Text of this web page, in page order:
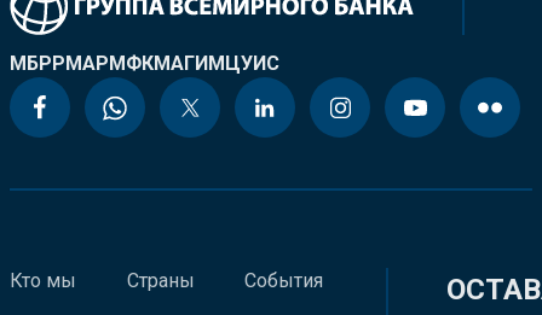
МБРРМАРМФКМАГИМЦУИС
Кто мы Страны События